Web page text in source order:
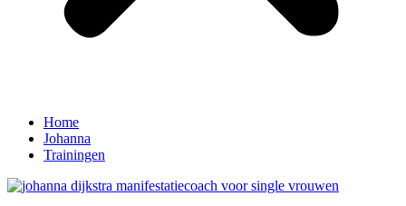
Home
Johanna
Trainingen